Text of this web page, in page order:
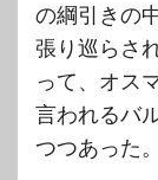
の綱引きの
張り巡らさ
って、オス
言われるバ
つつあった。